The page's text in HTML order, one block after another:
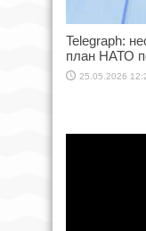
Telegraph:
план НАТО
25.05.2026